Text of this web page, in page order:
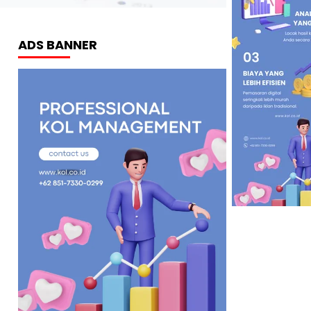
ADS BANNER